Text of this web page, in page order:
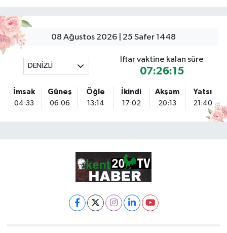
08 Ağustos 2026 | 25 Safer 1448
DENİZLİ
İftar vaktine kalan süre
07:26:14
İmsak
04:33
Güneş
06:06
Öğle
13:14
İkindi
17:02
Akşam
20:13
Yatsı
21:40